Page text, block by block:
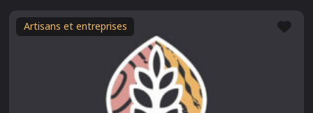
Artisans et entreprises